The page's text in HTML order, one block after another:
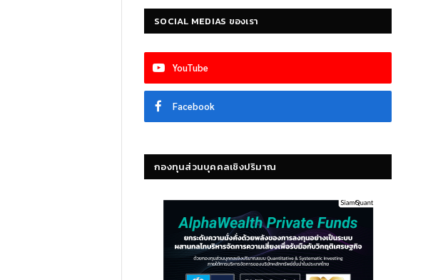
SOCIAL MEDIAS ของเรา
YouTube
Facebook
กองทุนส่วนบุคคลเชิงปริมาณ